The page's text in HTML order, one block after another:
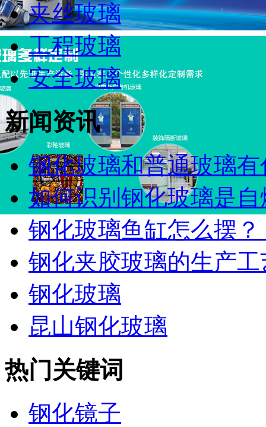
夹丝玻璃
工程玻璃
安全玻璃
新闻资讯
钢化玻璃和普通玻璃有
如何识别钢化玻璃是自
钢化玻璃鱼缸怎么摆？
钢化夹胶玻璃的生产工
钢化玻璃
昆山钢化玻璃
热门关键词
钢化镜子